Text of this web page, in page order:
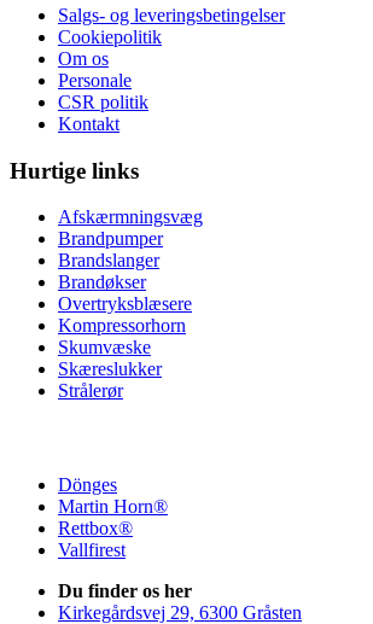
Salgs- og leveringsbetingelser
Cookiepolitik
Om os
Personale
CSR politik
Kontakt
Hurtige links
Afskærmningsvæg
Brandpumper
Brandslanger
Brandøkser
Overtryksblæsere
Kompressorhorn
Skumvæske
Skæreslukker
Strålerør
Dönges
Martin Horn®
Rettbox®
Vallfirest
Du finder os her
Kirkegårdsvej 29, 6300 Gråsten